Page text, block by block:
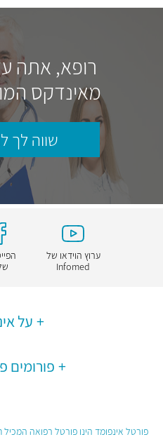
רופא, אתה
מאינדקס
שווה לך
ערוץ הוידאו של
Infomed
על
פורומים
פורטל אינפומד הינו פורטל רפואה